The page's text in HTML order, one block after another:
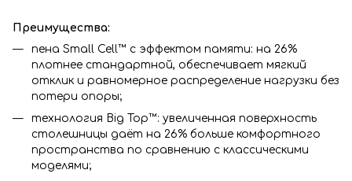
Преимущества:
пена Small Cell™ с эффектом памяти: на 26%
плотнее стандартной, обеспечивает мягкий
отклик и равномерное распределение нагрузки без
потери опоры;
технология Big Top™: увеличенная поверхность
столешницы даёт на 26% больше комфортного
пространства по сравнению с классическими
моделями;